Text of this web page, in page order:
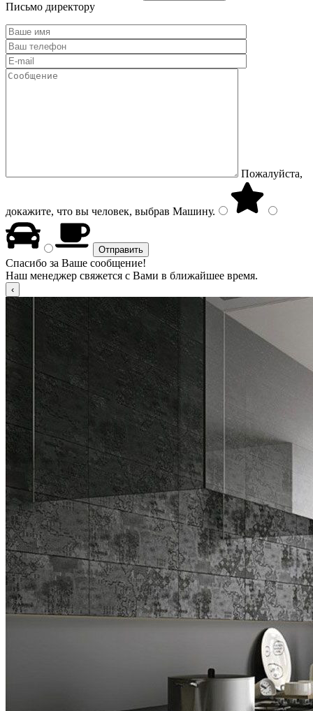
Письмо директору
Пожалуйста,
докажите, что вы человек, выбрав Машину.
Спасибо за Ваше сообщение!
Наш менеджер свяжется с Вами в ближайшее время.